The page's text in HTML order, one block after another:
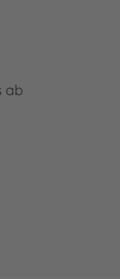
ab